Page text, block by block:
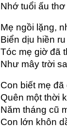
Nhớ tuổi ấu
Mẹ ngồi lặng,
Biển dịu hiền
Tóc mẹ giờ đã
Như mây trời
Con biết mẹ
Quên một thời
Năm tháng cũ
Con lớn khôn